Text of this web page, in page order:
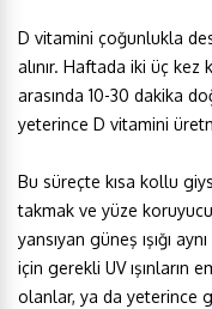
D vitamini çoğunlukla
alınır. Haftada iki üç
arasında 10-30 dakika
yeterince D vitamini
Bu süreçte kısa kollu
takmak ve yüze
yansıyan güneş ışığı
için gerekli UV ışınların
olanlar, ya da yeterince